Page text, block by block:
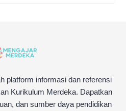
platform informasi dan referensi
Kurikulum Merdeka. Dapatkan
dan sumber daya pendidikan